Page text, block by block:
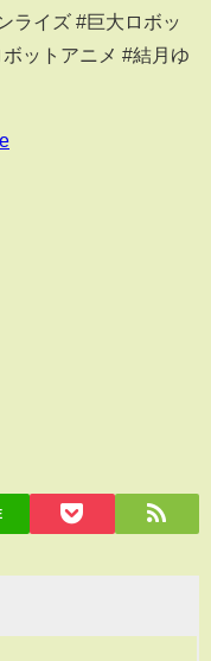
ライズ #巨大ロボッ
ットアニメ #結月ゆ